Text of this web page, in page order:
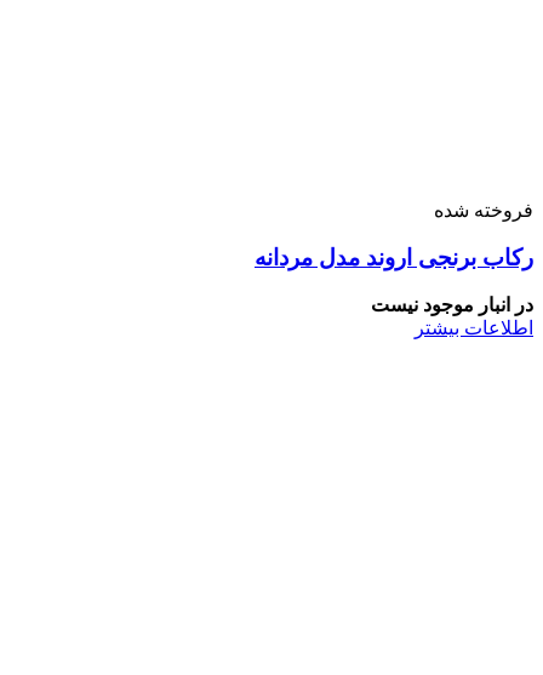
فروخته شده
رکاب برنجی اروند مدل مردانه
در انبار موجود نیست
اطلاعات بیشتر